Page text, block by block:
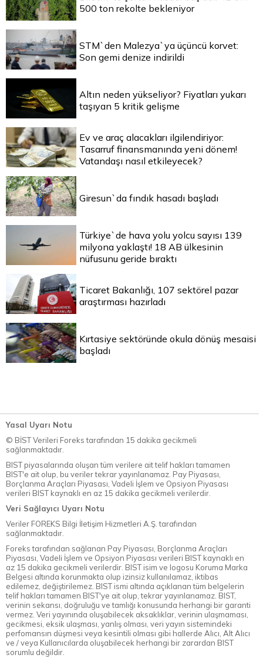
500 ton rekolte bekleniyor
STM`den Malezya`ya üçüncü korvet:
Son gemi denize indirildi
Altın neden yükseliyor? Fiyatları yukarı
taşıyan 5 kritik gelişme
Ev ve araç alacakları ilgilendiriyor:
Tasarruf finansmanında yeni dönem!
Vatandaşı nasıl etkileyecek?
Giresun`da fındık hasadı başladı
Türkiye`de hava yolu yolcu sayısı 139
milyona yaklaştı! 18 AB ülkesinin
nüfusunu geride bıraktı
Ticaret Bakanlığı, 107 sektörel pazar
araştırması hazırladı
Kırtasiye sektöründe okula dönüş mesaisi
başladı
Yasal Uyarı Notu
© BİST Verileri Foreks tarafından 15 dakika gecikmeli
sağlanmaktadır.
BIST piyasalarında oluşan tüm verilere ait telif hakları tamamen
BIST'e ait olup, bu veriler tekrar yayınlanamaz. Pay Piyasası,
Borçlanma Araçları Piyasası, Vadeli İşlem ve Opsiyon Piyasası
verileri BIST kaynaklı en az 15 dakika gecikmeli verilerdir.
Veri Sağlayıcı Uyarı Notu
Veriler FOREKS Bilgi İletişim Hizmetleri A.Ş. tarafından
sağlanmaktadır.
Foreks tarafından sağlanan Pay Piyasası, Borçlanma Araçları
Piyasası, Vadeli İşlem ve Opsiyon Piyasası verileri BIST kaynaklı en
az 15 dakika gecikmeli verilerdir. BIST isim ve logosu Koruma Marka
Belgesi altında korunmakta olup izinsiz kullanılamaz, iktibas
edilemez, değiştirilemez. BIST ismi altında açıklanan tüm belgelerin
telif hakları tamamen BIST'ye ait olup, tekrar yayınlanamaz. BIST,
verinin sekansı, doğruluğu ve tamlığı konusunda herhangi bir garanti
vermez. Veri yayınında oluşabilecek aksaklıklar, verinin ulaşmaması,
gecikmesi, eksik ulaşması, yanlış olması, veri yayın sistemindeki
perfomansın düşmesi veya kesintili olması gibi hallerde Alıcı, Alt Alıcı
ve / veya Kullanıcılarda oluşabilecek herhangi bir zarardan BIST
sorumlu değildir.